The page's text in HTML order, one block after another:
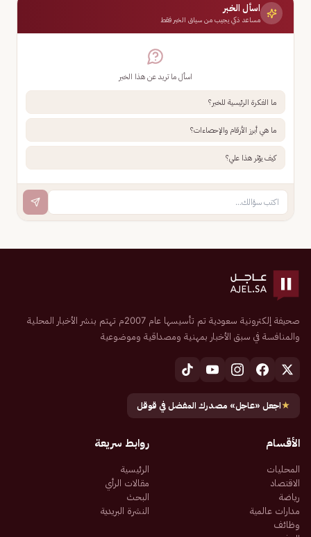
اسأل الخبر
مساعد ذكي يجيب من سياق الخبر فقط
اسأل ما تريد عن هذا الخبر
ما الفكرة الرئيسية للخبر؟
ما هي أبرز الأرقام والإحصاءات؟
كيف يؤثر هذا علي؟
صحيفة إلكترونية سعودية تم تأسيسها عام 2007م تهتم بنشر الأخبار المحلية
والمنافسة في سبق الأخبار بمهنية ومصداقية وموضوعية
★اجعل «عاجل» مصدرك المفضل في قوقل
الأقسام
المحليات
الاقتصاد
رياضة
مدارات عالمية
وظائف
روابط سريعة
الرئيسية
مقالات الرأي
البحث
النشرة البريدية